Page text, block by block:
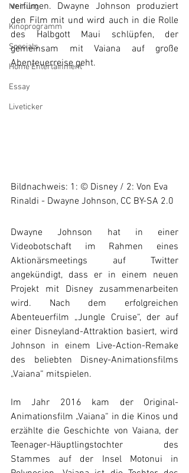
Meinung
Kinoprogramm
Specials
Home Entertainment
Essay
Liveticker
verfilmen. Dwayne Johnson produziert
den Film mit und wird auch in die Rolle
des Halbgott Maui schlüpfen, der
gemeinsam mit Vaiana auf große
Abenteuerreise geht.
Bildnachweis: 1: © Disney / 2: Von Eva
Rinaldi - Dwayne Johnson, CC BY-SA 2.0
Dwayne Johnson hat in einer
Videobotschaft im Rahmen eines
Aktionärsmeetings auf Twitter
angekündigt, dass er in einem neuen
Projekt mit Disney zusammenarbeiten
wird. Nach dem erfolgreichen
Abenteuerfilm „Jungle Cruise“, der auf
einer Disneyland-Attraktion basiert, wird
Johnson in einem Live-Action-Remake
des beliebten Disney-Animationsfilms
„Vaiana“ mitspielen.
Im Jahr 2016 kam der Original-
Animationsfilm „Vaiana“ in die Kinos und
erzählte die Geschichte von Vaiana, der
Teenager-Häuptlingstochter des
Stammes auf der Insel Motonui in